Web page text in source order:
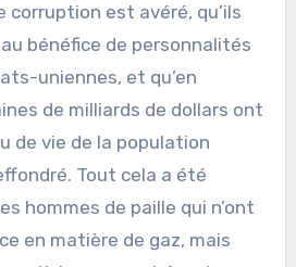
corruption est avéré, qu’ils
bénéfice de personnalités
uniennes, et qu’en
de milliards de dollars ont
de vie de la population
Tout cela a été
hommes de paille qui n’ont
en matière de gaz, mais